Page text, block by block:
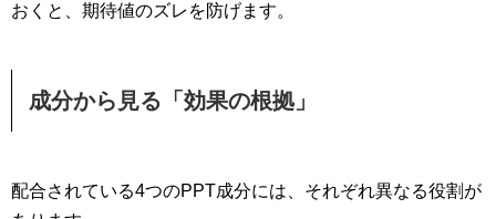
おくと、期待値のズレを防げます。
成分から見る「効果の根拠」
配合されている4つのPPT成分には、それぞれ異なる役割が